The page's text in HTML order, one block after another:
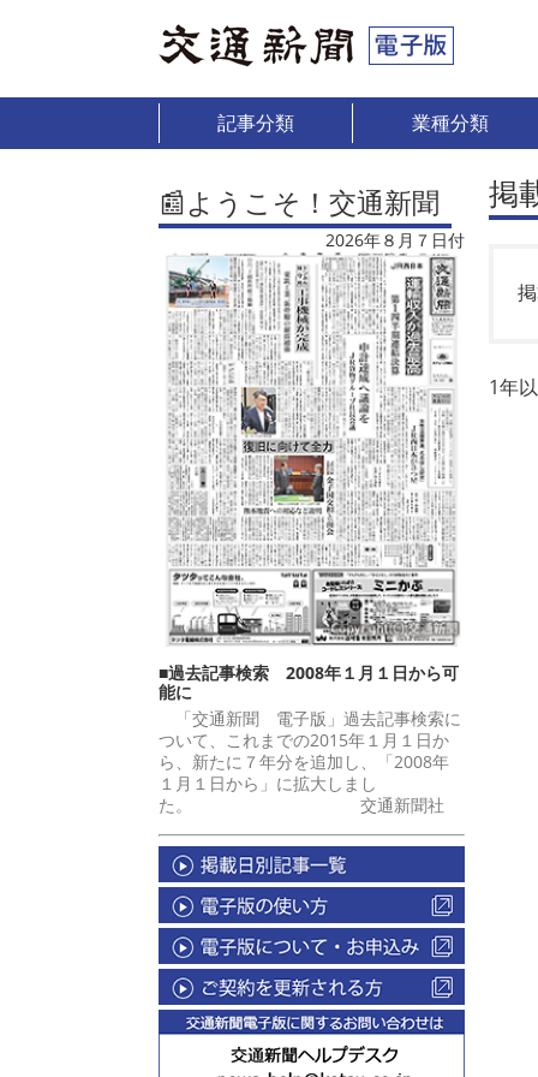
記事分類 業種分類
📰ようこそ！交通新聞
2026年８月７日付
■過去記事検索 2008年１月１日から可
能に
「交通新聞 電子版」過去記事検索に
ついて、これまでの2015年１月１日か
ら、新たに７年分を追加し、「2008年
１月１日から」に拡大しまし
た。 交通新聞社
掲
1年